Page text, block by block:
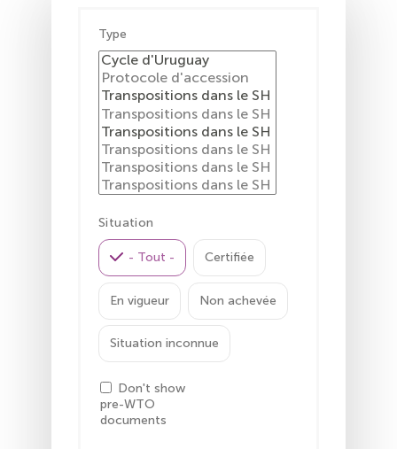
Type
Situation
- Tout - Certifiée
En vigueur Non achevée
Situation inconnue
Don't show
pre-WTO
documents